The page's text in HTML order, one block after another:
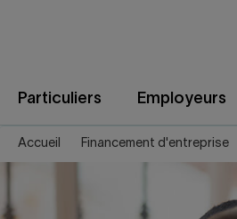
Particuliers Employeurs
Accueil Financement d'entreprise